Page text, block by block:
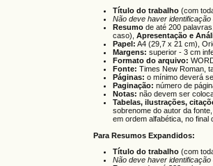
Título do trabalho (com
Não deve haver
Resumo de até 200
caso),Apresentação e
Papel: A4 (29,7 x 21 cm),
Margens: superior - 3 cm
Formato do arquivo:
Fonte: Times New Roman,
Páginas:o mínimo deverá
Paginação: número de
Notas: não devem ser
Tabelas, ilustrações,
sobrenome do autor da
em ordem alfabética, no final
Para Resumos Expandidos:
Título do trabalho (com
Não deve haver